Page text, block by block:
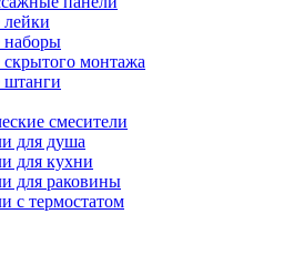
монтажа
смесители
для душа
для кухни
для раковины
с термостатом